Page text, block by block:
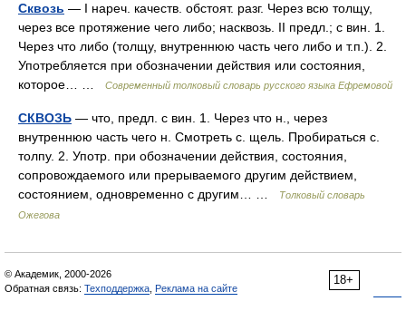
Сквозь — I нареч. качеств. обстоят. разг. Через всю толщу,
через все протяжение чего либо; насквозь. II предл.; с вин. 1.
Через что либо (толщу, внутреннюю часть чего либо и т.п.). 2.
Употребляется при обозначении действия или состояния,
которое… …
Современный толковый словарь русского языка Ефремовой
СКВОЗЬ — что, предл. с вин. 1. Через что н., через
внутреннюю часть чего н. Смотреть с. щель. Пробираться с.
толпу. 2. Употр. при обозначении действия, состояния,
сопровождаемого или прерываемого другим действием,
состоянием, одновременно с другим… …
Толковый словарь
Ожегова
18+
© Академик, 2000-2026
Обратная связь: Техподдержка Реклама на сайте